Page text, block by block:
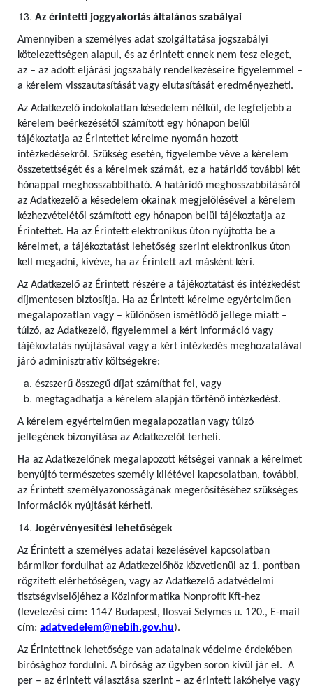
Az érintetti joggyakorlás általános szabályai
Amennyiben a személyes adat szolgáltatása jogszabályi
kötelezettségen alapul, és az érintett ennek nem tesz eleget,
az – az adott eljárási jogszabály rendelkezéseire figyelemmel –
a kérelem visszautasítását vagy elutasítását eredményezheti.
Az Adatkezelő indokolatlan késedelem nélkül, de legfeljebb a
kérelem beérkezésétől számított egy hónapon belül
tájékoztatja az Érintettet kérelme nyomán hozott
intézkedésekről. Szükség esetén, figyelembe véve a kérelem
összetettségét és a kérelmek számát, ez a határidő további két
hónappal meghosszabbítható. A határidő meghosszabbításáról
az Adatkezelő a késedelem okainak megjelölésével a kérelem
kézhezvételétől számított egy hónapon belül tájékoztatja az
Érintettet. Ha az Érintett elektronikus úton nyújtotta be a
kérelmet, a tájékoztatást lehetőség szerint elektronikus úton
kell megadni, kivéve, ha az Érintett azt másként kéri.
Az Adatkezelő az Érintett részére a tájékoztatást és intézkedést
díjmentesen biztosítja. Ha az Érintett kérelme egyértelműen
megalapozatlan vagy – különösen ismétlődő jellege miatt –
túlzó, az Adatkezelő, figyelemmel a kért információ vagy
tájékoztatás nyújtásával vagy a kért intézkedés meghozatalával
járó adminisztratív költségekre:
észszerű összegű díjat számíthat fel, vagy
megtagadhatja a kérelem alapján történő intézkedést.
A kérelem egyértelműen megalapozatlan vagy túlzó
jellegének bizonyítása az Adatkezelőt terheli.
Ha az Adatkezelőnek megalapozott kétségei vannak a kérelmet
benyújtó természetes személy kilétével kapcsolatban, további,
az Érintett személyazonosságának megerősítéséhez szükséges
információk nyújtását kérheti.
Jogérvényesítési lehetőségek
Az Érintett a személyes adatai kezelésével kapcsolatban
bármikor fordulhat az Adatkezelőhöz közvetlenül az 1. pontban
rögzített elérhetőségen, vagy az Adatkezelő adatvédelmi
tisztségviselőjéhez a Közinformatika Nonprofit Kft-hez
(levelezési cím: 1147 Budapest, Ilosvai Selymes u. 120., E-mail
cím: adatvedelem@nebih.gov.hu).
Az Érintettnek lehetősége van adatainak védelme érdekében
bírósághoz fordulni. A bíróság az ügyben soron kívül jár el. A
per – az érintett választása szerint – az érintett lakóhelye vagy